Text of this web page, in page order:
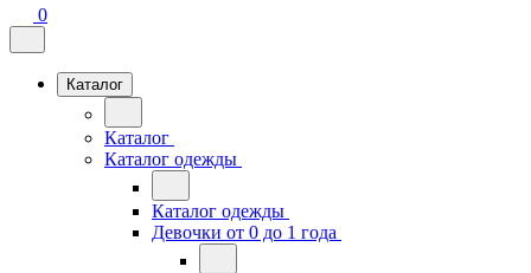
0
Каталог
Каталог
Каталог одежды
Каталог одежды
Девочки от 0 до 1 года